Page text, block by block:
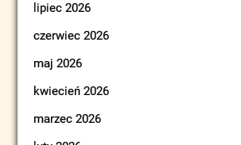
lipiec 2026
czerwiec 2026
maj 2026
kwiecień 2026
marzec 2026